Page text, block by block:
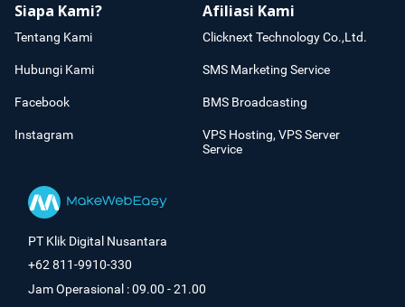
Siapa Kami?
Tentang Kami
Hubungi Kami
Facebook
Instagram
Afiliasi Kami
Clicknext Technology Co.,Ltd.
SMS Marketing Service
BMS Broadcasting
VPS Hosting, VPS Server
Service
PT Klik Digital Nusantara
+62 811-9910-330
Jam Operasional : 09.00 - 21.00